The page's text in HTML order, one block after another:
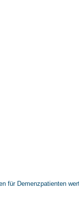
für Demenzpatienten